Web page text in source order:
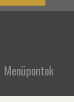
Menüpontok